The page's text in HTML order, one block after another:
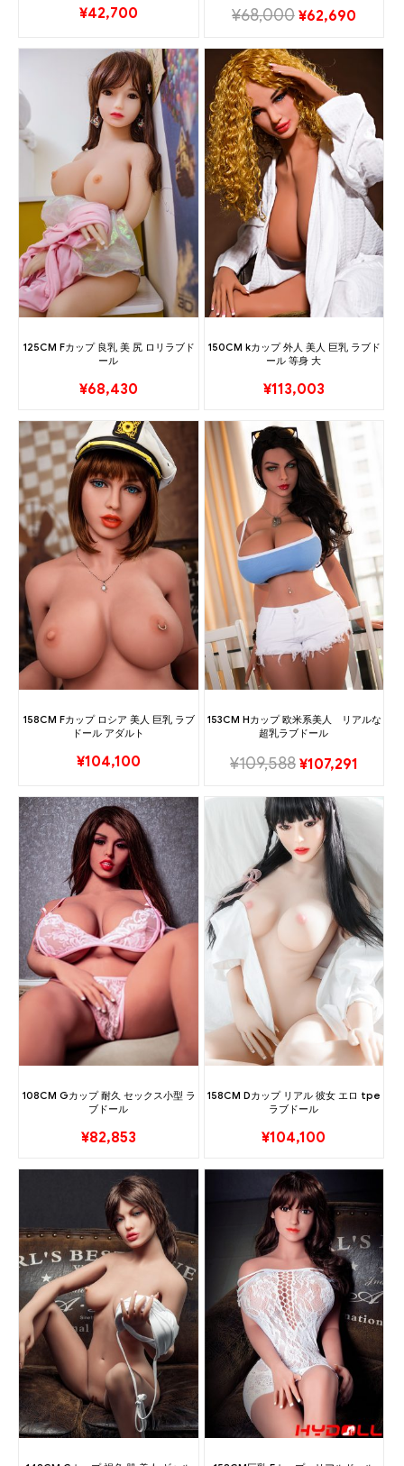
¥42,700 ¥68,000 ¥62,690
125CM Fカップ 良乳 美 尻 ロリラブド
ール
¥68,430
150CM kカップ 外人 美人 巨乳 ラブド
ール 等身 大
¥113,003
158CM Fカップ ロシア 美人 巨乳 ラブ
ドール アダルト
¥104,100
153CM Hカップ 欧米系美人 リアルな
超乳ラブドール
¥109,588 ¥107,291
108CM Gカップ 耐久 セックス小型 ラ
ブドール
¥82,853
158CM Dカップ リアル 彼女 エロ tpe
ラブドール
¥104,100